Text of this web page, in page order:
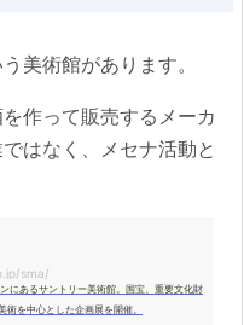
美術館があります。
作って販売するメーカ
はなく、メセナ活動と
sma/
にあるサントリー美術館。国宝、重要文化財
を中心とした企画展を開催。